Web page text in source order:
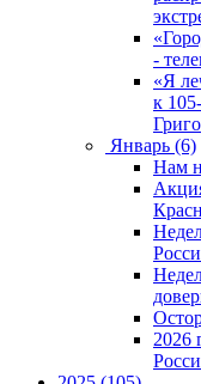
-
«Я
к
Январь (6)
Нам
2026